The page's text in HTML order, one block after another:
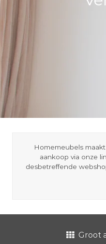
Homemeubels
aankoop via onze
desbetreffende
Groot